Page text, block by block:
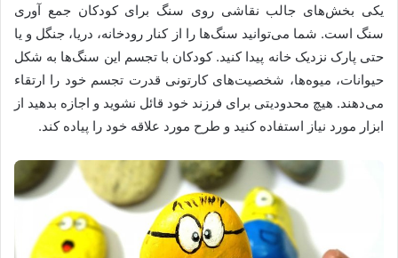
یکی بخش‌های جالب نقاشی روی سنگ برای کودکان جمع آوری
سنگ است. شما می‌توانید سنگ‌ها را از کنار رودخانه، دریا، جنگل و یا
حتی پارک نزدیک خانه پیدا کنید. کودکان با تجسم این سنگ‌ها به شکل
حیوانات، میوه‌ها، شخصیت‌های کارتونی قدرت تجسم خود را ارتقاء
می‌دهند. هیچ محدودیتی برای فرزند خود قائل نشوید و اجازه بدهید از
ابزار مورد نیاز استفاده کنید و طرح مورد علاقه خود را پیاده کند.